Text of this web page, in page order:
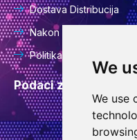
We
We use
Dostava Distribucija
Nakon usluge
Politika privatnosti
Podaci za kontakt